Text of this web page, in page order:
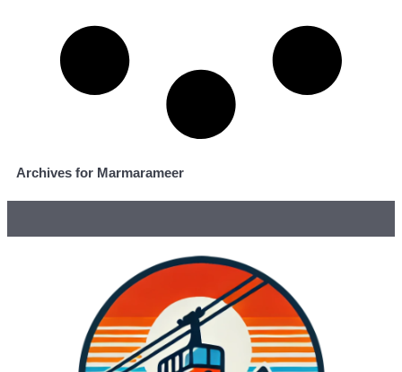
Archives for Marmarameer